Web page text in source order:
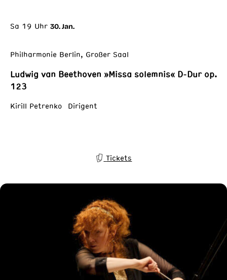
Sa 19 Uhr 30. Jan.
Philharmonie Berlin, Großer Saal
Ludwig van Beethoven »Missa solemnis« D-Dur op.
123
Kirill Petrenko Dirigent
Tickets